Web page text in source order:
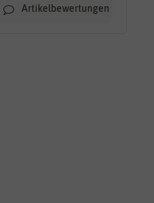
Artikelbewertungen